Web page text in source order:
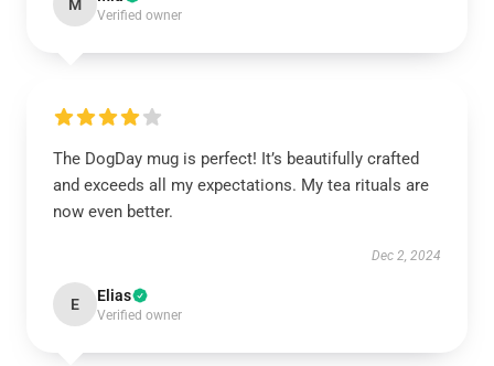
M
Verified owner
The DogDay mug is perfect! It’s beautifully crafted
and exceeds all my expectations. My tea rituals are
now even better.
Dec 2, 2024
E Elias
Verified owner